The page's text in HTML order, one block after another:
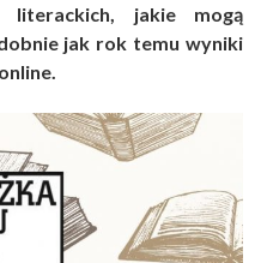
literackich, jakie mogą
jak rok temu wyniki